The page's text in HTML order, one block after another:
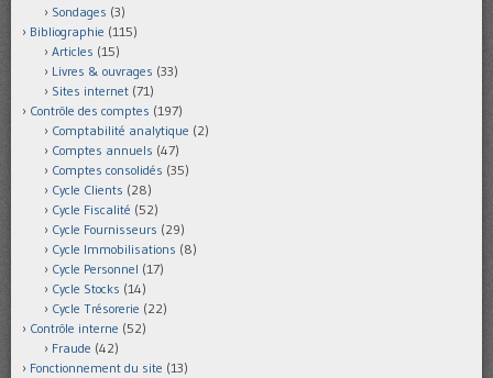
Sondages (3)
Bibliographie (115)
Articles (15)
Livres & ouvrages (33)
Sites internet (71)
Contrôle des comptes (197)
Comptabilité analytique (2)
Comptes annuels (47)
Comptes consolidés (35)
Cycle Clients (28)
Cycle Fiscalité (52)
Cycle Fournisseurs (29)
Cycle Immobilisations (8)
Cycle Personnel (17)
Cycle Stocks (14)
Cycle Trésorerie (22)
Contrôle interne (52)
Fraude (42)
Fonctionnement du site (13)